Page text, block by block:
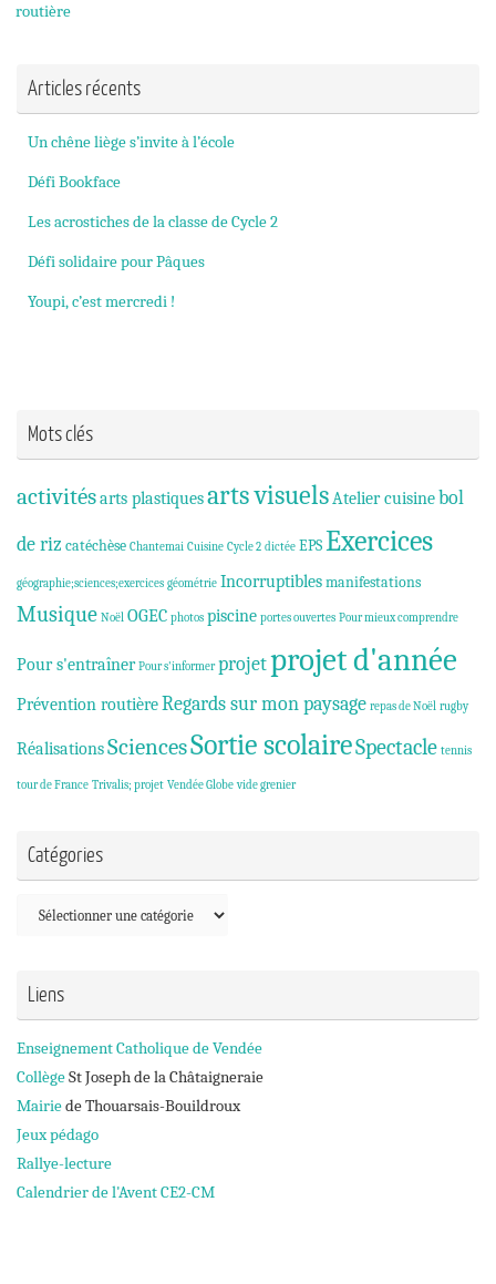
routière
Articles récents
Un chêne liège s’invite à l’école
Défi Bookface
Les acrostiches de la classe de Cycle 2
Défi solidaire pour Pâques
Youpi, c’est mercredi !
Mots clés
activitésarts plastiquesarts visuelsAtelier cuisinebol
de riz catéchèse Chantemai Cuisine Cycle 2 dictée EPSExercices
géographie;sciences;exercices géométrie Incorruptiblesmanifestations
Musique Noël OGEC photos piscine portes ouvertes Pour mieux comprendre
Pour s'entraîner Pour s'informer projetprojet d'année
Prévention routièreRegards sur mon paysage repas de Noël rugby
RéalisationsSciencesSortie scolaireSpectacle tennis
tour de France Trivalis; projet Vendée Globe vide grenier
Catégories
Catégories
Liens
Enseignement Catholique de Vendée
CollègeSt Joseph de la Châtaigneraie
Mairiede Thouarsais-Bouildroux
Jeux pédago
Rallye-lecture
Calendrier de l'Avent CE2-CM